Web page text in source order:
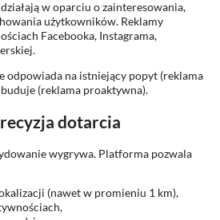
w oparciu o zainteresowania,
użytkowników. Reklamy
Facebooka, Instagrama,
odpowiada na istniejący popyt (reklama
(reklama proaktywna).
dotarcia
wygrywa. Platforma pozwala
(nawet w promieniu 1 km),